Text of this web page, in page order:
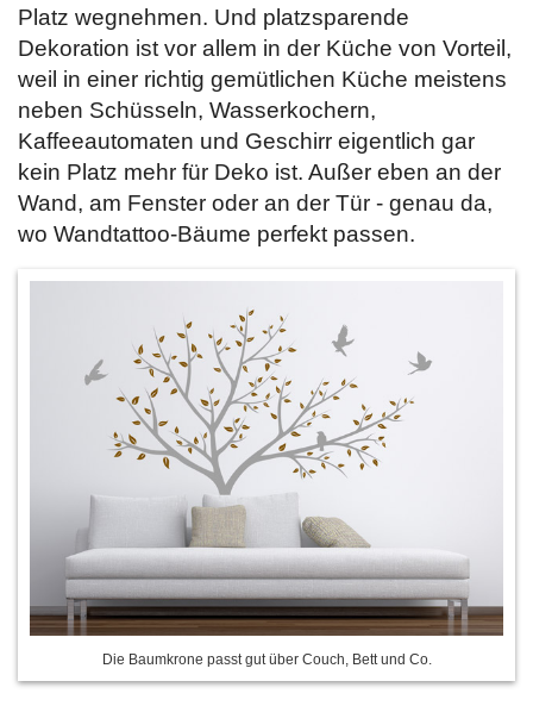
Platz wegnehmen. Und platzsparende
Dekoration ist vor allem in der Küche von Vorteil,
weil in einer richtig gemütlichen Küche meistens
neben Schüsseln, Wasserkochern,
Kaffeeautomaten und Geschirr eigentlich gar
kein Platz mehr für Deko ist. Außer eben an der
Wand, am Fenster oder an der Tür - genau da,
wo Wandtattoo-Bäume perfekt passen.
Die Baumkrone passt gut über Couch, Bett und Co.